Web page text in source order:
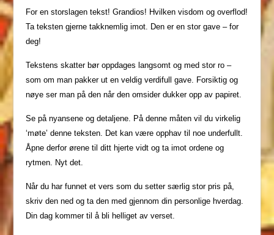
For en storslagen tekst! Grandios! Hvilken visdom og overflod!
Ta teksten gjerne takknemlig imot. Den er en stor gave – for
deg!
Tekstens skatter bør oppdages langsomt og med stor ro –
som om man pakker ut en veldig verdifull gave. Forsiktig og
nøye ser man på den når den omsider dukker opp av papiret.
Se på nyansene og detaljene. På denne måten vil du virkelig
‘møte’ denne teksten. Det kan være opphav til noe underfullt.
Åpne derfor ørene til ditt hjerte vidt og ta imot ordene og
rytmen. Nyt det.
Når du har funnet et vers som du setter særlig stor pris på,
skriv den ned og ta den med gjennom din personlige hverdag.
Din dag kommer til å bli helliget av verset.